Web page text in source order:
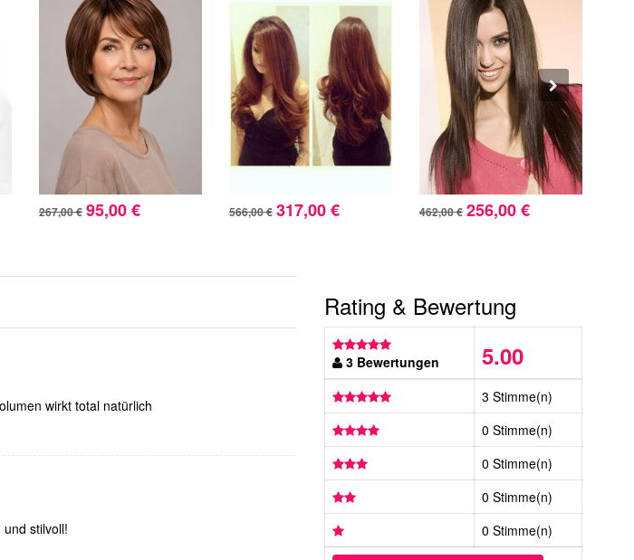
267,00 € 95,00 € 566,00 € 317,00 € 462,00 € 256,00 €
wirkt total natürlich
stilvoll!
Rating & Bewertung
3 Bewertungen 5.00
3 Stimme(n)
0 Stimme(n)
0 Stimme(n)
0 Stimme(n)
0 Stimme(n)